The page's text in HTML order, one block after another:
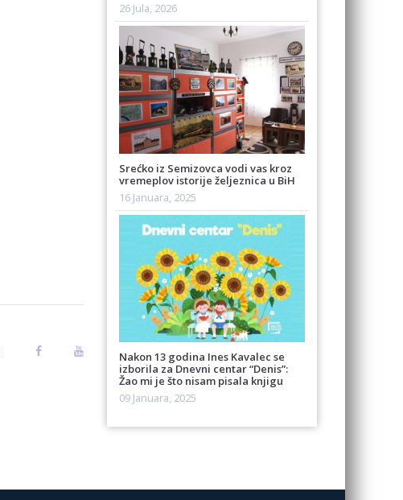
26 Jula, 2026
Srećko iz Semizovca vodi vas kroz
vremeplov istorije željeznica u BiH
16 Januara, 2025
Nakon 13 godina Ines Kavalec se
izborila za Dnevni centar “Denis”:
Žao mi je što nisam pisala knjigu
09 Januara, 2025